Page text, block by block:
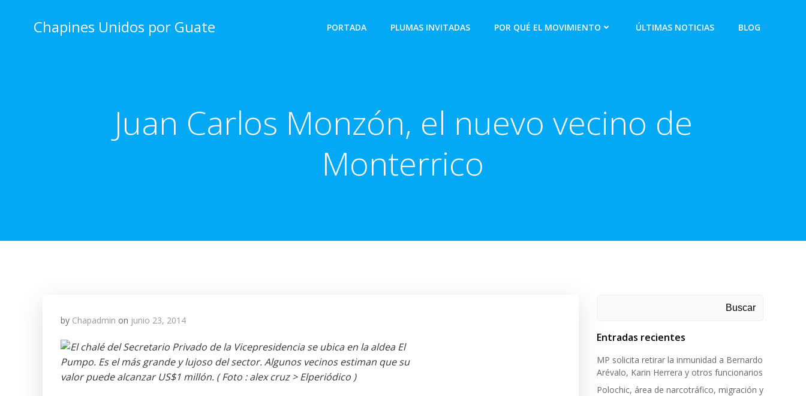
Chapines Unidos por Guate PORTADA PLUMAS INVITADAS POR QUÉ EL MOVIMIENTO ÚLTIMAS NOTICIAS BLOG
Juan Carlos Monzón, el nuevo vecino de
Monterrico
by Chapadmin on junio 23, 2014
Buscar
Entradas recientes
MP solicita retirar la inmunidad a Bernardo
Arévalo, Karin Herrera y otros funcionarios
Polochic, área de narcotráfico, migración y